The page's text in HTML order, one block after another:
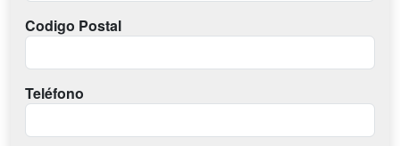
Codigo Postal
Teléfono